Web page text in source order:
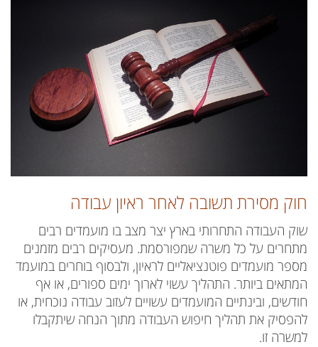
חוק מסירת תשובה לאחר ראיון עבודה
שוק העבודה התחרותי בארץ יצר מצב בו מועמדים רבים
מתחרים על כל משרה שמפורסמת. מעסיקים רבים מזמנים
מספר מועמדים פוטנציאליים לראיון, ולבסוף בוחרים במועמד
המתאים ביותר. התהליך עשוי לארוך ימים ספורים, או אף
חודשים, ובינתיים המועמדים עשויים לעזוב עבודה נוכחית, או
להפסיק את תהליך חיפוש העבודה מתוך הנחה שיתקבלו
למשרה זו.